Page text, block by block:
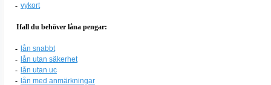
- vykort
Ifall du behöver låna pengar:
- lån snabbt
- lån utan säkerhet
- lån utan uc
- lån med anmärkningar